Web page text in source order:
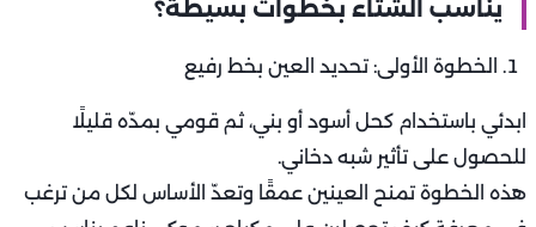
يناسب الشتاء بخطوات بسيطة؟
الخطوة الأولى: تحديد العين بخط رفيع
ابدئي باستخدام كحل أسود أو بني، ثم قومي بمدّه قليلًا
للحصول على تأثير شبه دخاني.
هذه الخطوة تمنح العينين عمقًا وتعدّ الأساس لكل من ترغب